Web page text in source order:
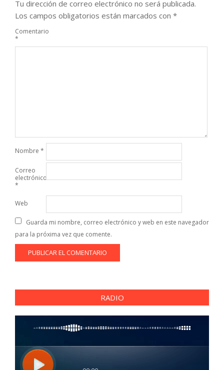
Tu dirección de correo electrónico no será publicada.
Los campos obligatorios están marcados con *
Comentario
*
Nombre *
Correo
electrónico
*
Web
Guarda mi nombre, correo electrónico y web en este navegador
para la próxima vez que comente.
RADIO